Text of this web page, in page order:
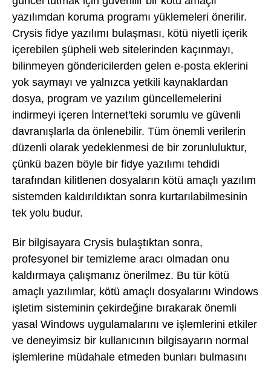
yazılımdan koruma programı yüklemeleri önerilir.
Crysis fidye yazılımı bulaşması, kötü niyetli içerik
içerebilen şüpheli web sitelerinden kaçınmayı,
bilinmeyen göndericilerden gelen e-posta eklerini
yok saymayı ve yalnızca yetkili kaynaklardan
dosya, program ve yazılım güncellemelerini
indirmeyi içeren İnternet'teki sorumlu ve güvenli
davranışlarla da önlenebilir. Tüm önemli verilerin
düzenli olarak yedeklenmesi de bir zorunluluktur,
çünkü bazen böyle bir fidye yazılımı tehdidi
tarafından kilitlenen dosyaların kötü amaçlı yazılım
sistemden kaldırıldıktan sonra kurtarılabilmesinin
tek yolu budur.
Bir bilgisayara Crysis bulaştıktan sonra,
profesyonel bir temizleme aracı olmadan onu
kaldırmaya çalışmanız önerilmez. Bu tür kötü
amaçlı yazılımlar, kötü amaçlı dosyalarını Windows
işletim sisteminin çekirdeğine bırakarak önemli
yasal Windows uygulamalarını ve işlemlerini etkiler
ve deneyimsiz bir kullanıcının bilgisayarın normal
işlemlerine müdahale etmeden bunları bulmasını